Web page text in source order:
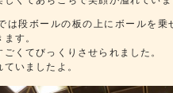
は段ボールの板の上にボールを乗
す。
くてびっくりさせられました。
いましたよ。